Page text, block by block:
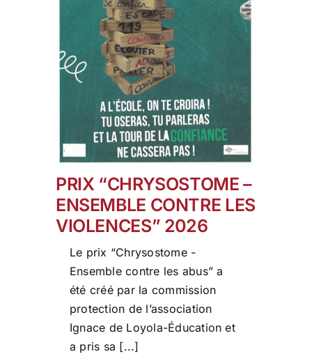
PRIX “CHRYSOSTOME –
ENSEMBLE CONTRE LES
VIOLENCES” 2026
Le prix “Chrysostome -
Ensemble contre les abus” a
été créé par la commission
protection de l’association
Ignace de Loyola-Éducation et
a pris sa [...]